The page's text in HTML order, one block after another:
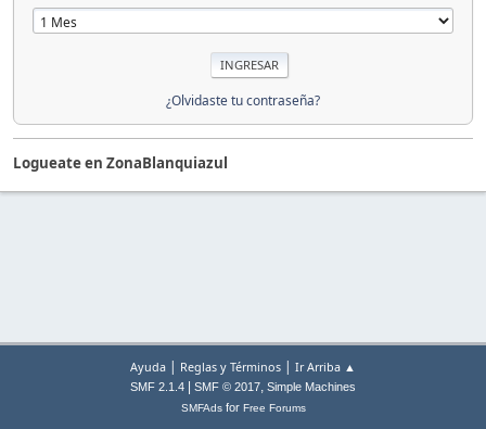
¿Olvidaste tu contraseña?
Logueate en ZonaBlanquiazul
Ayuda | Reglas y Términos | Ir Arriba ▲
SMF 2.1.4 SMF © 2017, Simple Machines
SMFAdsfor Free Forums